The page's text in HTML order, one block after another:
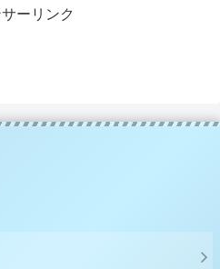
ーリンク